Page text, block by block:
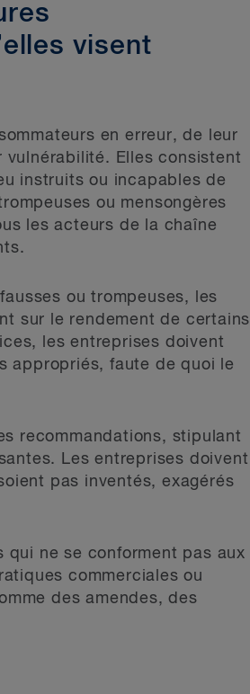
visent
en erreur, de leur
vulnérabilité. Elles consistent
instruits ou incapables de
ou mensongères
les acteurs de la chaîne
ou trompeuses, les
sur le rendement de certains
les entreprises doivent
appropriés, faute de quoi le
recommandations, stipulant
Les entreprises doivent
pas inventés, exagérés
qui ne se conforment pas aux
commerciales ou
des amendes, des